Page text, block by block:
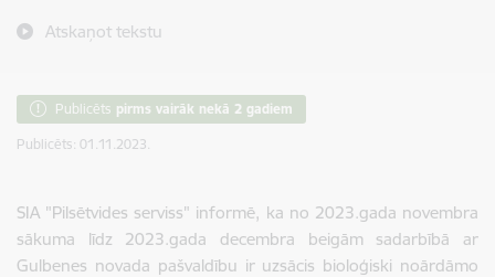
Atskaņot tekstu
Publicēts pirms vairāk nekā 2 gadiem
Publicēts: 01.11.2023.
SIA "Pilsētvides serviss" informē, ka no 2023.gada novembra
sākuma līdz 2023.gada decembra beigām sadarbībā ar
Gulbenes novada pašvaldību ir uzsācis bioloģiski noārdāmo